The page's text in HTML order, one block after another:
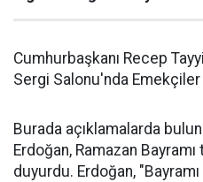
Cumhurbaşkanı Recep
Sergi Salonu'nda Emekçiler
Burada açıklamalarda
Erdoğan, Ramazan Bayramı
duyurdu. Erdoğan,